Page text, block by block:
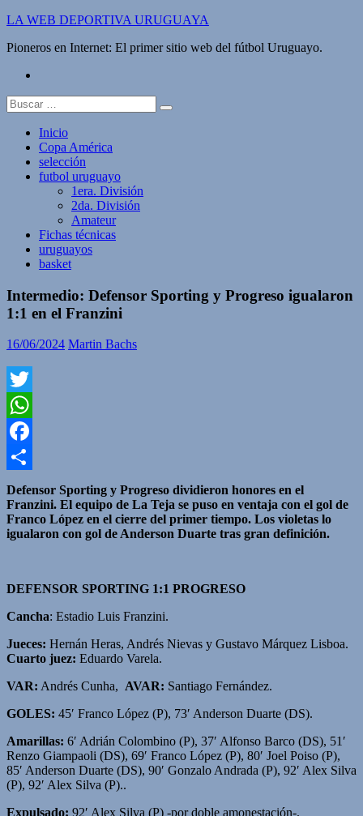
Saltar
contenido
LA WEB DEPORTIVA URUGUAYA
Pioneros en Internet: El primer sitio web del fútbol Uruguayo.
Buscar:
Inicio
Copa América
selección
futbol uruguayo
1era. División
2da. División
Amateur
Fichas técnicas
uruguayos
basket
Intermedio: Defensor Sporting y Progreso igualaron
1:1 en el Franzini
16/06/2024 Martin Bachs
Twitter
WhatsApp
Facebook
Compartir
Defensor Sporting y Progreso dividieron honores en el
Franzini. El equipo de La Teja se puso en ventaja con el gol de
Franco López en el cierre del primer tiempo. Los violetas lo
igualaron con gol de Anderson Duarte tras gran definición.
DEFENSOR SPORTING 1:1 PROGRESO
Cancha: Estadio Luis Franzini.
Jueces: Hernán Heras, Andrés Nievas y Gustavo Márquez Lisboa.
Cuarto juez: Eduardo Varela.
VAR: Andrés Cunha, AVAR: Santiago Fernández.
GOLES: 45′ Franco López (P), 73′ Anderson Duarte (DS).
Amarillas: 6′ Adrián Colombino (P), 37′ Alfonso Barco (DS), 51′
Renzo Giampaoli (DS), 69′ Franco López (P), 80′ Joel Poiso (P),
85′ Anderson Duarte (DS), 90′ Gonzalo Andrada (P), 92′ Alex Silva
(P), 92′ Alex Silva (P)..
Expulsado: 92′ Alex Silva (P) -por doble amonestación-.